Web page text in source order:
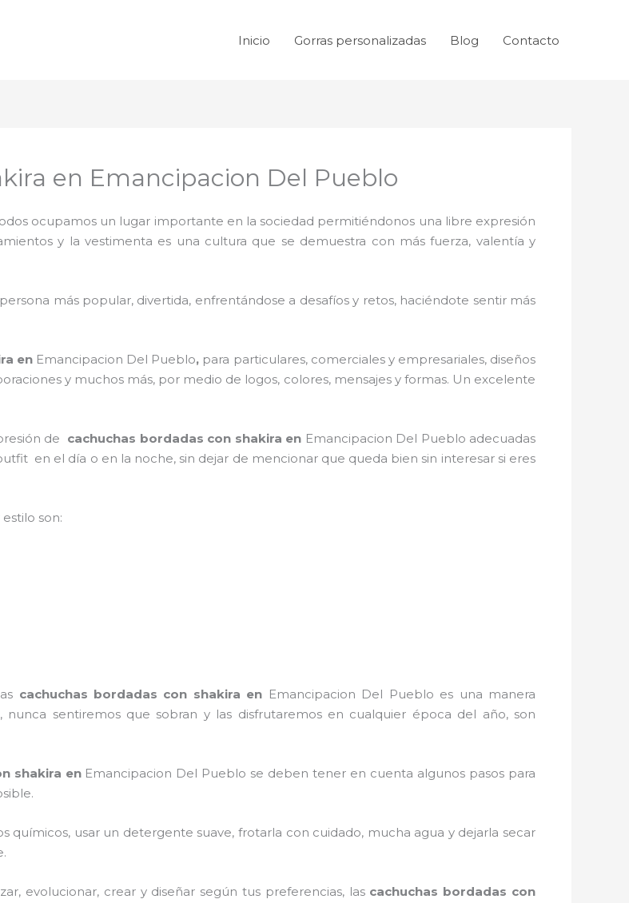
Inicio Gorras personalizadas Blog Contacto
en Emancipacion Del Pueblo
ocupamos un lugar importante en la sociedad permitiéndonos una libre expresión
y la vestimenta es una cultura que se demuestra con más fuerza, valentía y
más popular, divertida, enfrentándose a desafíos y retos, haciéndote sentir más
en Emancipacion Del Pueblo, para particulares, comerciales y empresariales, diseños
y muchos más, por medio de logos, colores, mensajes y formas. Un excelente
de cachuchas bordadas con shakira en Emancipacion Del Pueblo adecuadas
en el día o en la noche, sin dejar de mencionar que queda bien sin interesar si eres
son:
cachuchas bordadas con shakira en Emancipacion Del Pueblo es una manera
sentiremos que sobran y las disfrutaremos en cualquier época del año, son
shakira en Emancipacion Del Pueblo se deben tener en cuenta algunos pasos para
químicos, usar un detergente suave, frotarla con cuidado, mucha agua y dejarla secar
evolucionar, crear y diseñar según tus preferencias, las cachuchas bordadas con